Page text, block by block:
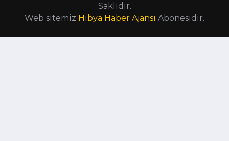
Saklıdır.
Web sitemiz Hibya Haber Ajansı Abonesidir.